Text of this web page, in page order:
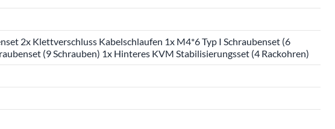
2x Klettverschluss Kabelschlaufen 1x M4*6 Typ I Schraubenset (6
(9 Schrauben) 1x Hinteres KVM Stabilisierungsset (4 Rackohren)